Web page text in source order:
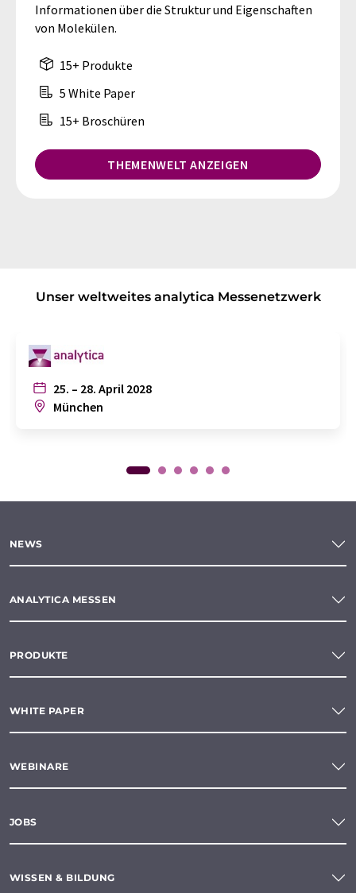
Informationen über die Struktur und Eigenschaften
von Molekülen.
15+ Produkte
5 White Paper
15+ Broschüren
THEMENWELT ANZEIGEN
Unser weltweites analytica Messenetzwerk
25. – 28. April 2028
München
NEWS
ANALYTICA MESSEN
PRODUKTE
WHITE PAPER
WEBINARE
JOBS
WISSEN & BILDUNG